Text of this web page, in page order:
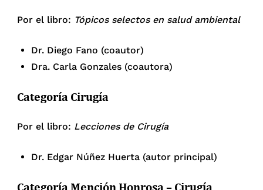
Por el libro: Tópicos selectos en salud ambiental
Dr. Diego Fano (coautor)
Dra. Carla Gonzales (coautora)
Categoría Cirugía
Por el libro: Lecciones de Cirugía
Dr. Edgar Núñez Huerta (autor principal)